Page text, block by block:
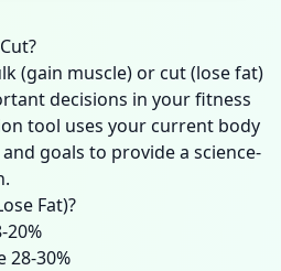
(gain muscle) or cut (lose fat)
decisions in your fitness
tool uses your current body
goals to provide a science-
Fat)?
20%
28-30%